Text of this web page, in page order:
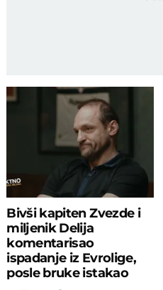
Bivši kapiten Zvezde i
miljenik Delija
komentarisao
ispadanje iz Evrolige,
posle bruke istakao